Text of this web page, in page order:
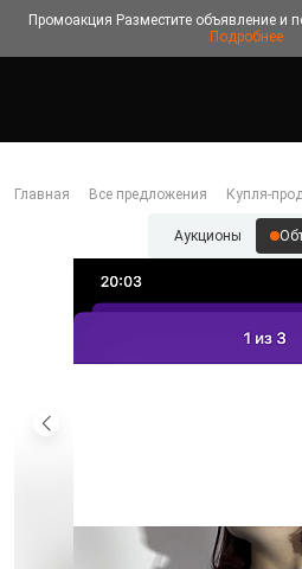
Промоакция Разместите объявление и
Подробнее
Главная Все предложения Купля-
Аукционы